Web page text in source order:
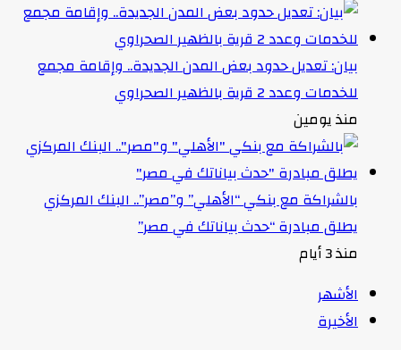
بيان: تعديل حدود بعض المدن الجديدة.. وإقامة مجمع
للخدمات وعدد 2 قرية بالظهير الصحراوي
منذ يومين
بالشراكة مع بنكي “الأهلي” و”مصر”.. البنك المركزي
يطلق مبادرة “حدث بياناتك في مصر”
منذ 3 أيام
الأشهر
الأخيرة